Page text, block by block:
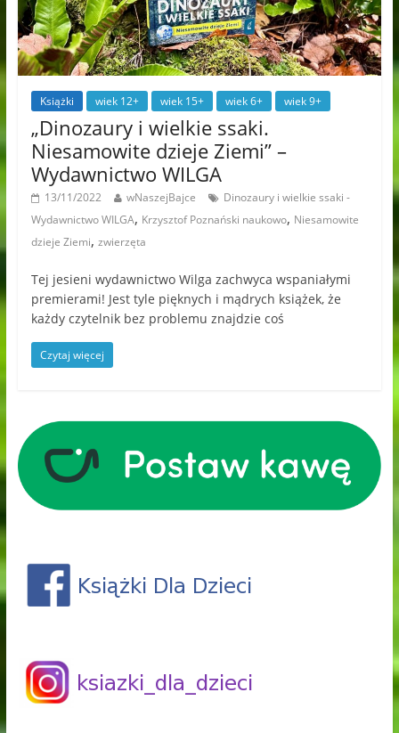
Książki wiek 12+ wiek 15+ wiek 6+ wiek 9+
„Dinozaury i wielkie ssaki.
Niesamowite dzieje Ziemi” –
Wydawnictwo WILGA
13/11/2022 wNaszejBajce
Dinozaury i wielkie ssaki -
Wydawnictwo WILGA, Krzysztof Poznański naukowo, Niesamowite
dzieje Ziemi, zwierzęta
Tej jesieni wydawnictwo Wilga zachwyca wspaniałymi
premierami! Jest tyle pięknych i mądrych książek, że
każdy czytelnik bez problemu znajdzie coś
Czytaj więcej